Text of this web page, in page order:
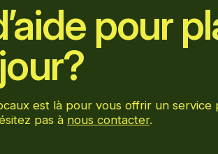
pour
est là pour vous offrir un service
pas à nous contacter.